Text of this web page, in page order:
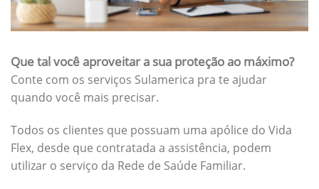
Que tal você aproveitar a sua proteção ao máximo?
Conte com os serviços Sulamerica pra te ajudar
quando você mais precisar.
Todos os clientes que possuam uma apólice do Vida
Flex, desde que contratada a assistência, podem
utilizar o serviço da Rede de Saúde Familiar.